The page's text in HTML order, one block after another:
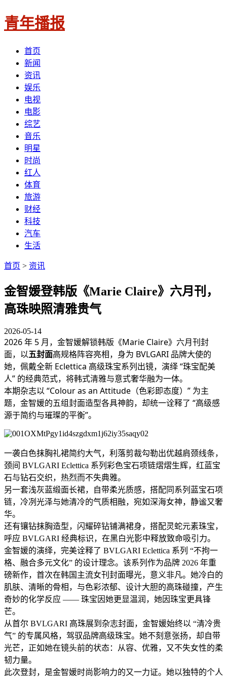
青年播报
首页
新闻
资讯
娱乐
电视
电影
综艺
音乐
明星
时尚
红人
体育
旅游
财经
科技
汽车
生活
首页 > 资讯
金智媛登韩版《Marie Claire》六月刊，
高珠映照清雅贵气
2026-05-14
2026 年 5 月，金智媛解锁韩版《Marie Claire》六月刊封
面，以五封面高规格阵容亮相，身为 BVLGARI 品牌大使的
她，佩戴全新 Eclettica 高级珠宝系列出镜，演绎 “珠宝配美
人” 的经典范式，将韩式清雅与意式奢华融为一体。
本期杂志以 “Colour as an Attitude（色彩即态度）” 为主
题，金智媛的五组封面造型各具神韵，却统一诠释了 “高级感
源于简约与璀璨的平衡”。
一袭白色抹胸礼裙简约大气，利落剪裁勾勒出优越肩颈线条，
颈间 BVLGARI Eclettica 系列彩色宝石项链熠熠生辉，红蓝宝
石与钻石交织，热烈而不失典雅。
另一套浅灰蓝缎面长裙，自带柔光质感，搭配同系列蓝宝石项
链，冷冽光泽与她清冷的气质相融，宛如深海女神，静谧又奢
华。
还有镶钻抹胸造型，闪耀碎钻铺满裙身，搭配灵蛇元素珠宝，
呼应 BVLGARI 经典标识，在黑白光影中释放致命吸引力。
金智媛的演绎，完美诠释了 BVLGARI Eclettica 系列 “不拘一
格、融合多元文化” 的设计理念。该系列作为品牌 2026 年重
磅新作，首次在韩国主流女刊封面曝光，意义非凡。她冷白的
肌肤、清晰的骨相，与色彩浓郁、设计大胆的高珠碰撞，产生
奇妙的化学反应 —— 珠宝因她更显温润，她因珠宝更具锋
芒。
从首尔 BVLGARI 高珠展到杂志封面，金智媛始终以 “清冷贵
气” 的专属风格，驾驭品牌高级珠宝。她不刻意张扬，却自带
光芒，正如她在镜头前的状态：从容、优雅，又不失女性的柔
韧力量。
此次登封，是金智媛时尚影响力的又一力证。她以独特的个人